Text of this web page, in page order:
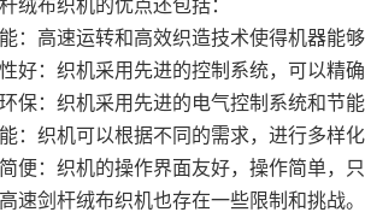
绒布织机的优点还包括：
：高速运转和高效织造技术使得机器能
好：织机采用先进的控制系统，可以精
保：织机采用先进的电气控制系统和节
：织机可以根据不同的需求，进行多样
便：织机的操作界面友好，操作简单，
速剑杆绒布织机也存在一些限制和挑战